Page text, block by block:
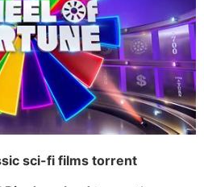
sci-fi films torrent